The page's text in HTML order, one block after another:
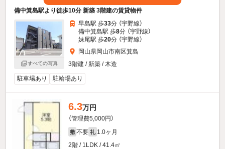
備中箕島駅より徒歩10分 新築 3階建の賃貸物件
すべての写真
早島駅 歩33分 （宇野線）
備中箕島駅 歩8分 （宇野線）
妹尾駅 歩20分 （宇野線）
岡山県岡山市南区箕島
3階建 / 新築 / 木造
駐車場あり 駐輪場あり
6.3万円
（管理費5,000円）
敷 不要 礼 1.0ヶ月
2階 / 1LDK / 41.4㎡